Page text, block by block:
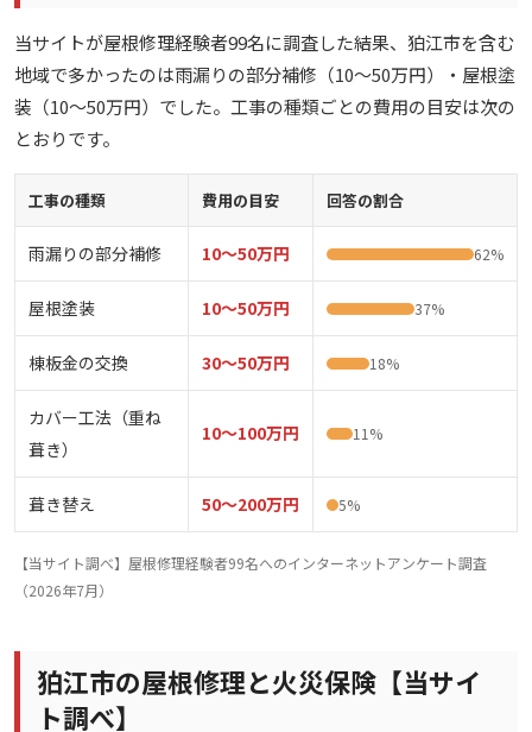
当サイトが屋根修理経験者99名に調査した結果、狛江市を含む
地域で多かったのは雨漏りの部分補修（10〜50万円）・屋根塗
装（10〜50万円）でした。工事の種類ごとの費用の目安は次の
とおりです。
工事の種類 費用の目安 回答の割合
雨漏りの部分補修 10〜50万円 62%
屋根塗装 10〜50万円 37%
棟板金の交換 30〜50万円 18%
カバー工法（重ね
葺き）
10〜100万円 11%
葺き替え 50〜200万円 5%
【当サイト調べ】屋根修理経験者99名へのインターネットアンケート調査
（2026年7月）
狛江市の屋根修理と火災保険【当サイ
ト調べ】